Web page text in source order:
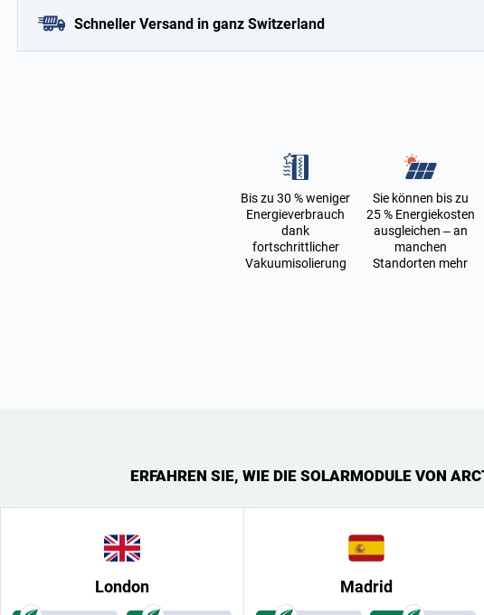
Schneller Versand in ganz Switzerland
Bis zu 30 % weniger
Energieverbrauch
dank
fortschrittlicher
Vakuumisolierung
Sie können bis zu
25 % Energiekosten
ausgleichen – an
manchen
Standorten mehr
ERFAHREN SIE, WIE DIE SOLARMODULE VON
London Madrid